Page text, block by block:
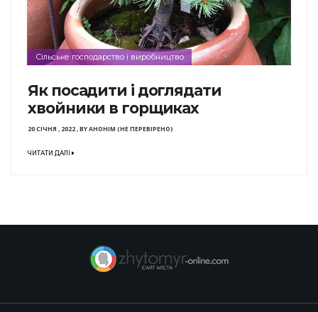
Сільське господарство і виробництво
Як посадити і доглядати
хвойники в горщиках
20 СІЧНЯ , 2022,BYАНОНІМ (НЕ ПЕРЕВІРЕНО)
ЧИТАТИ ДАЛІ